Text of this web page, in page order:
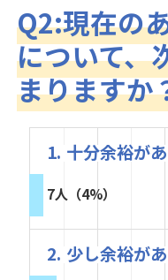
Q2:現在の
について、
まりますか
1. 十分余裕が
7人（4%）
2. 少し余裕が